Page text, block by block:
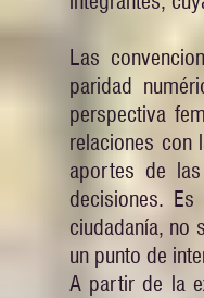
Las
paridad
perspectiva
relaciones con
aportes de
decisiones.
ciudadanía, no
un punto de
A partir de la